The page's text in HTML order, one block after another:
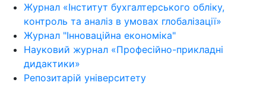
Журнал «Інститут бухгалтерського обліку,
контроль та аналіз в умовах глобалізації»
Журнал "Інноваційна економіка"
Науковий журнал «Професійно-прикладні
дидактики»
Репозитарій університету